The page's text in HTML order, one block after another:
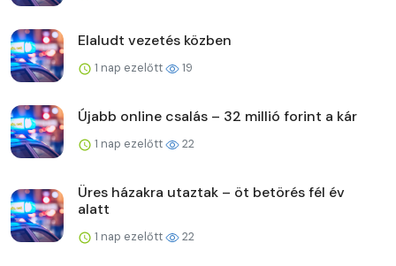
Elaludt vezetés közben
1 nap ezelőtt 19
Újabb online csalás – 32 millió forint a kár
1 nap ezelőtt 22
Üres házakra utaztak – öt betörés fél év
alatt
1 nap ezelőtt 22